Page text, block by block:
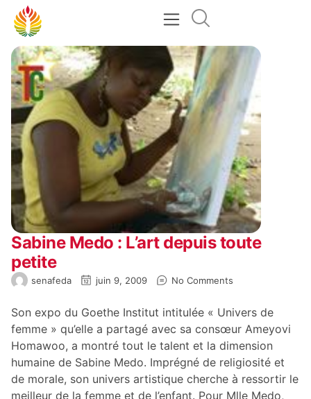
Sabine Medo : L’art depuis toute
petite
senafeda juin 9, 2009 No Comments
Son expo du Goethe Institut intitulée « Univers de
femme » qu’elle a partagé avec sa consœur Ameyovi
Homawoo, a montré tout le talent et la dimension
humaine de Sabine Medo. Imprégné de religiosité et
de morale, son univers artistique cherche à ressortir le
meilleur de la femme et de l’enfant. Pour Mlle Medo,